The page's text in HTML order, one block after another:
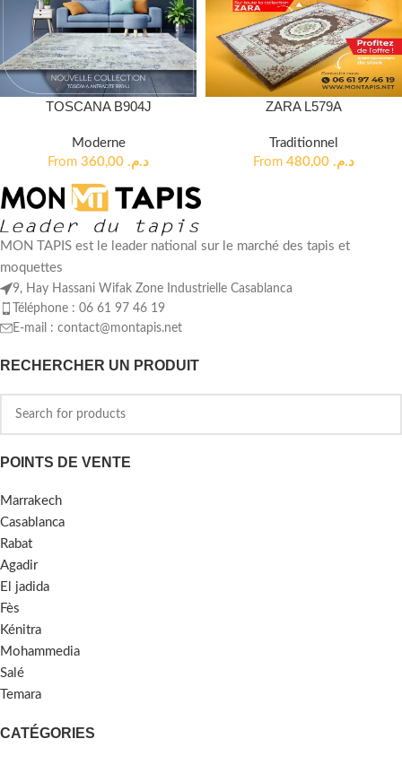
TOSCANA B904J
Moderne
From
د.م.
ZARA L579A
Traditionnel
From
د.م.
MON TAPIS est le leader national sur le marché des tapis et
moquettes
9, Hay Hassani Wifak Zone Industrielle Casablanca
Téléphone : 06 61 97 46 19
E-mail : contact@montapis.net
RECHERCHER UN PRODUIT
POINTS DE VENTE
Marrakech
Casablanca
Rabat
Agadir
El jadida
Fès
Kénitra
Mohammedia
Salé
Temara
CATÉGORIES